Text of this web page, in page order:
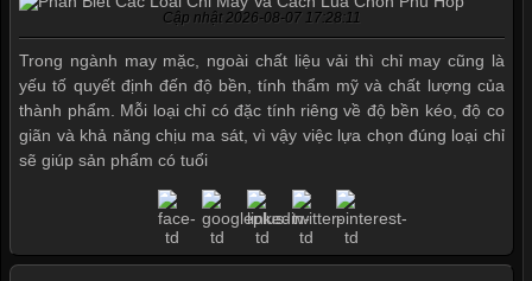
Cập nhật 2026-08-07 17:28:11
Trong ngành may mặc, ngoài chất liệu vải thì chỉ may cũng là
yếu tố quyết định đến độ bền, tính thẩm mỹ và chất lượng của
thành phẩm. Mỗi loại chỉ có đặc tính riêng về độ bền kéo, độ co
giãn và khả năng chịu ma sát, vì vậy việc lựa chọn đúng loại chỉ
sẽ giúp sản phẩm có tuổi